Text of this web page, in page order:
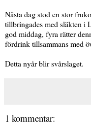
Nästa dag stod en stor
tillbringades med släkten i
god middag, fyra rätter
fördrink tillsammans med
Detta nyår blir svårslaget.
1 kommentar: